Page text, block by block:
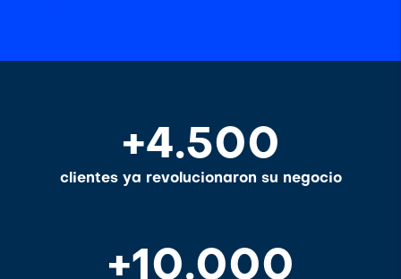
+4.500
clientes ya revolucionaron su negocio
+10.000